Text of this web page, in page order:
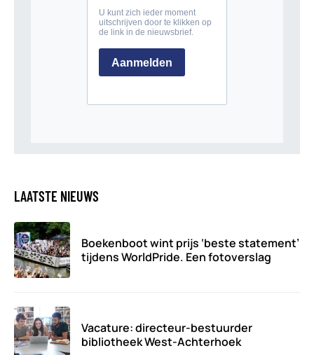
LAATSTE NIEUWS
Boekenboot wint prijs ‘beste statement’
tijdens WorldPride. Een fotoverslag
Vacature: directeur-bestuurder
bibliotheek West-Achterhoek